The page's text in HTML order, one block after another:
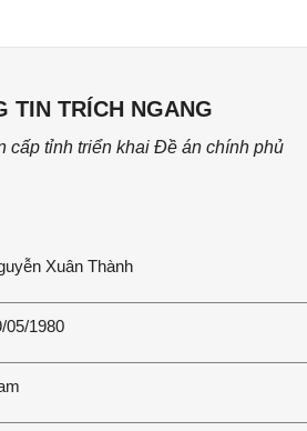
TIN TRÍCH NGANG
cấp tỉnh triển khai Đề án chính phủ
Xuân Thành
05/1980